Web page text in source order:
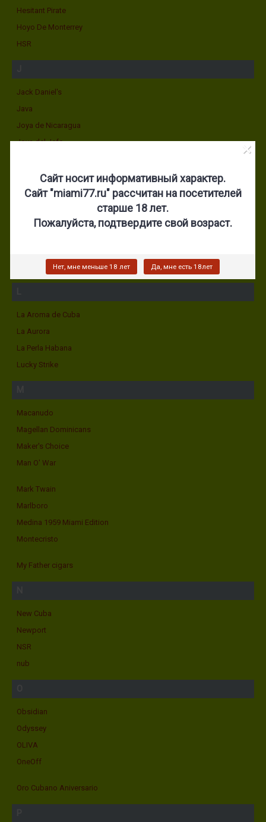
Сайт носит информативный характер.
Сайт "miami77.ru" рассчитан на посетителей
старше 18 лет.
Пожалуйста, подтвердите свой возраст.
Нет, мне меньше 18 лет Да, мне есть 18лет
×
Hesitant Pirate
Hoyo De Monterrey
HSR
Jack Daniel's
Java
Joya de Nicaragua
Joya del Jefe
KENT
La Aroma de Cuba
La Aurora
La Perla Habana
Lucky Strike
Macanudo
Magellan Dominicans
Maker's Choice
Man O' War
Mark Twain
Marlboro
Medina 1959 Miami Edition
Montecristo
My Father cigars
New Cuba
Newport
NSR
nub
Obsidian
Odyssey
OLIVA
OneOff
Oro Cubano Aniversario